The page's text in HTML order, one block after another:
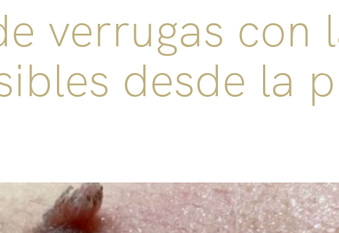
verrugas con
desde la